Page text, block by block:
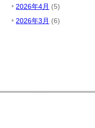
2026年4月 (5)
2026年3月 (6)